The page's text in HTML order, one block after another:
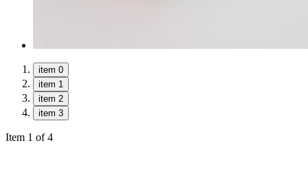
item 0
item 1
item 2
item 3
Item 1 of 4